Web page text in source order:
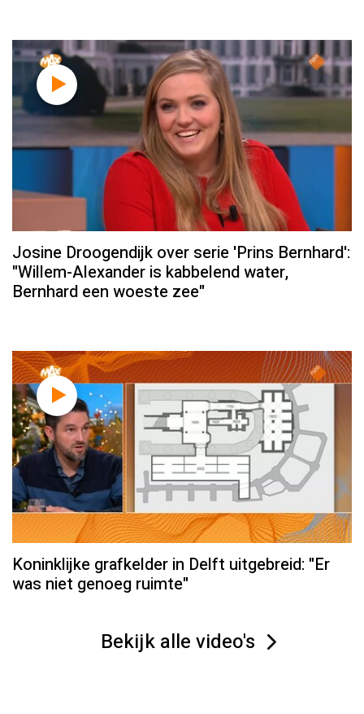
Josine Droogendijk over serie 'Prins Bernhard':
"Willem-Alexander is kabbelend water,
Bernhard een woeste zee"
Koninklijke grafkelder in Delft uitgebreid: "Er
was niet genoeg ruimte"
Bekijk alle video's